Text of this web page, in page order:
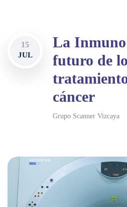
15
JUL
La
futuro de
cáncer
Grupo Scanner Vizcaya